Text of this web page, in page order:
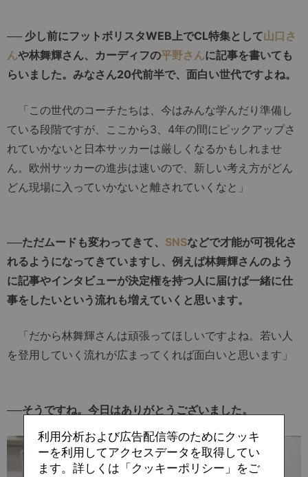
── 少し前にフットボリスタWEB上でCL特集として山口さ
んや林舞輝さん、カーディフの平野さんに記事を書いても
らいました。みなさん20代前半で、面白い世代ですよね。
「この世代のコーチたちは、今はみんな学んだり準備し
ている段階ですが、ここから3、4年の間にピックアップさ
れていかないと日本サッカーは厳しくなるかもしれませ
ん。欧州サッカーの進歩は速いので、新しい考え方がどん
どん現場に入っていかないと離されていくなと」
──ただムードも変わってきて、 SNSなどで才能が可視化さ
れるようになってきていますし、例えば林舞輝さんのよう
に記事やインタビューが決定権を持つ人に届けば一緒に仕
事をしたいという流れも増えていくと思います。
「だから林舞輝さんは頑張ってほしいですよね。若い人
を登用していく流れが広まってくれば面白いと思います」
──そうですね。今日はありがとうございました。
利用分析および広告配信等のためにクッキ
ーを利用してアクセスデータを取得してい
ます。詳しくは「クッキーポリシー」をご